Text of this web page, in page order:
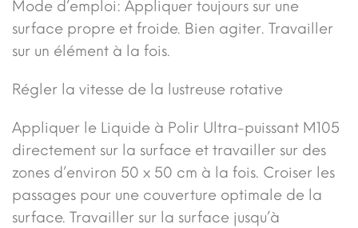
Mode d’emploi: Appliquer toujours sur une
surface propre et froide. Bien agiter. Travailler
sur un élément à la fois.
Régler la vitesse de la lustreuse rotative
Appliquer le Liquide à Polir Ultra-puissant M105
directement sur la surface et travailler sur des
zones d’environ 50 x 50 cm à la fois. Croiser les
passages pour une couverture optimale de la
surface. Travailler sur la surface jusqu’à